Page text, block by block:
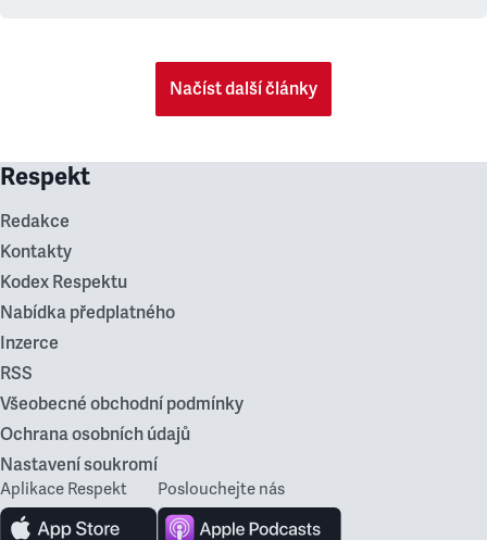
Načíst další články
Respekt
Redakce
Kontakty
Kodex Respektu
Nabídka předplatného
Inzerce
RSS
Všeobecné obchodní podmínky
Ochrana osobních údajů
Nastavení soukromí
Aplikace Respekt Poslouchejte nás